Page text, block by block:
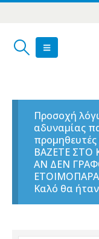
Προσοχή
αδυναμίας
ΒΑΖΕΤΕ ΣΤΟ
ΑΝ ΔΕΝ
Καλό θα